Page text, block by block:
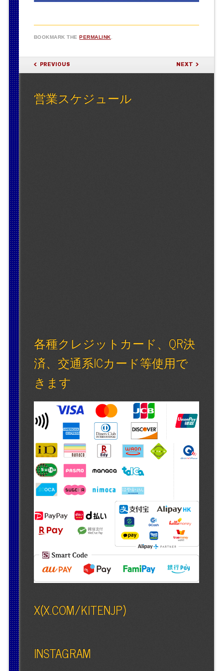
BOOKMARK THE PERMALINK.
POST NAVIGATION
PREVIOUS NEXT
営業スケジュール
各種クレジットカード、QR決
済、交通系ICカード等使用で
きます
X(X.COM/KITENJP)
INSTAGRAM